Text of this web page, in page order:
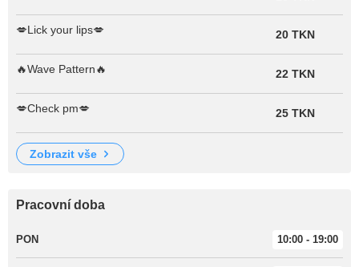
💋Lick your lips💋 20 TKN
🔥Wave Pattern🔥 22 TKN
💋Check pm💋 25 TKN
zobrazit vše
Pracovní doba
PON 10:00 - 19:00